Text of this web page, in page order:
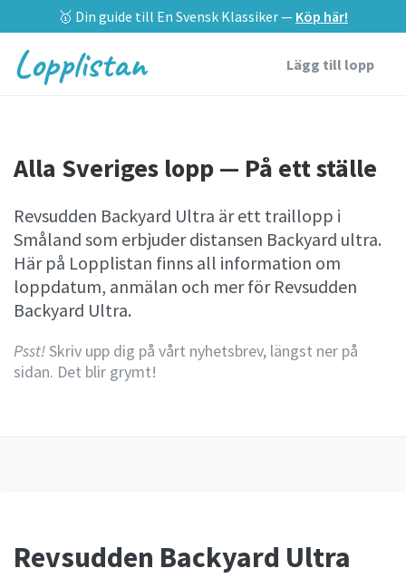
🥇 Din guide till En Svensk Klassiker — Köp här!
Lopplistan Lägg till lopp
Alla Sveriges lopp — På ett ställe
Revsudden Backyard Ultra är ett traillopp i
Småland som erbjuder distansen Backyard ultra.
Här på Lopplistan finns all information om
loppdatum, anmälan och mer för Revsudden
Backyard Ultra.
Psst!Skriv upp dig på vårt nyhetsbrev, längst ner på
sidan. Det blir grymt!
Revsudden Backyard Ultra